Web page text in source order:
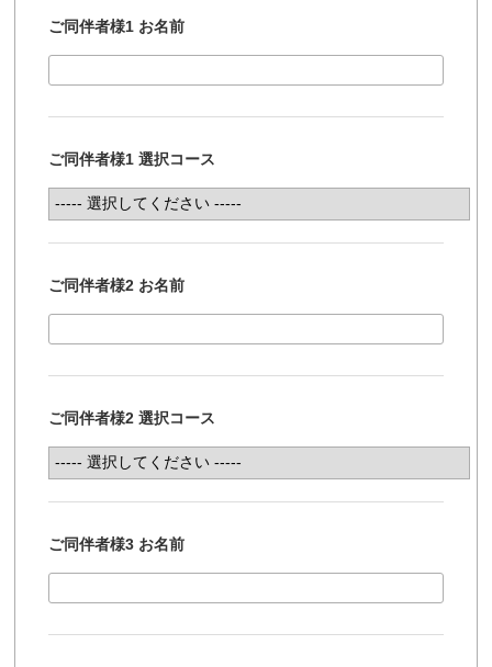
ご同伴者様1 お名前
ご同伴者様1 選択コース
ご同伴者様2 お名前
ご同伴者様2 選択コース
ご同伴者様3 お名前